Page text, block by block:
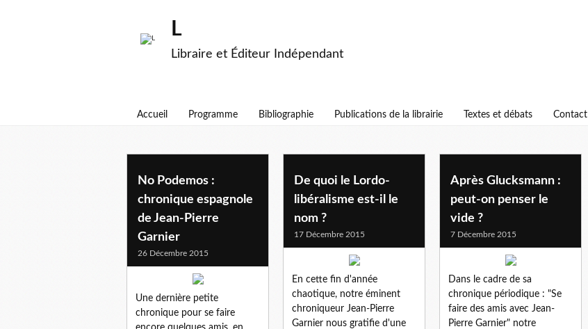
L
Libraire et Éditeur Indépendant
Accueil Programme Bibliographie Publications de la librairie Textes et débats Contact
politique
No Podemos :
chronique espagnole
de Jean-Pierre
Garnier
26 Décembre 2015
Une dernière petite
chronique pour se faire
De quoi le Lordo-
libéralisme est-il le
nom ?
17 Décembre 2015
En cette fin d'année
chaotique, notre éminent
chroniqueur Jean-Pierre
Garnier nous gratifie d'une
Après Glucksmann :
peut-on penser le
vide ?
7 Décembre 2015
Dans le cadre de sa
chronique périodique : "Se
faire des amis avec Jean-
Pierre Garnier" notre